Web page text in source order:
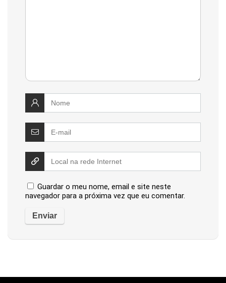
Guardar o meu nome, email e site neste
navegador para a próxima vez que eu comentar.